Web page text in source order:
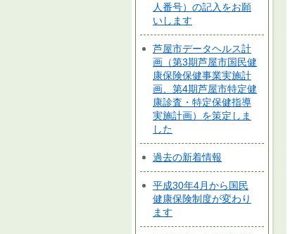
人番号）の記入をお願
いします
芦屋市データヘルス計
画（第3期芦屋市国民健
康保険保健事業実施計
画、第4期芦屋市特定健
康診査・特定保健指導
実施計画）を策定しま
した
過去の新着情報
平成30年4月から国民
健康保険制度が変わり
ます